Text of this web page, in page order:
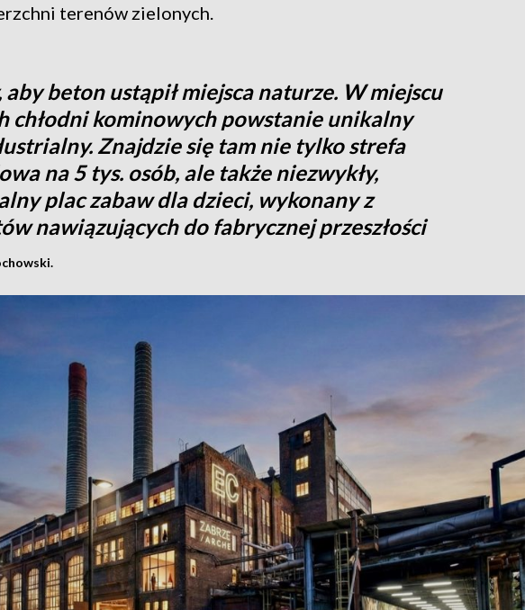
terenów zielonych.
aby beton ustąpił miejsca naturze. W miejscu
chłodni kominowych powstanie unikalny
Znajdzie się tam nie tylko strefa
na 5 tys. osób, ale także niezwykły,
plac zabaw dla dzieci, wykonany z
nawiązujących do fabrycznej przeszłości